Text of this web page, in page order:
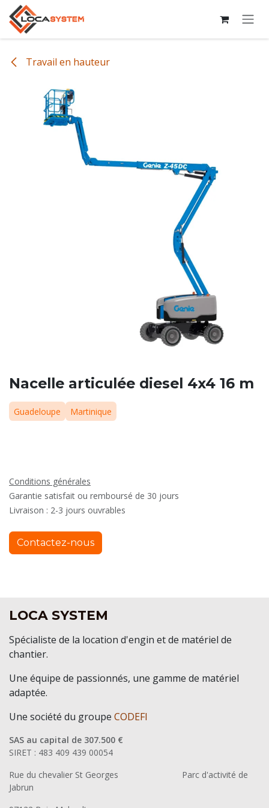
Se rendre au contenu
Travail en hauteur
Nacelle articulée diesel 4x4 16 m
Guadeloupe Martinique
Conditions générales
Garantie satisfait ou remboursé de 30 jours
Livraison : 2-3 jours ouvrables
Contactez-nous
LOCA SYSTEM
Spécialiste de la location d'engin et de matériel de
chantier.
Une équipe de passionnés, une gamme de matériel
adaptée.
Une société du groupe CODEFI
SAS au capital de 307.500 €
SIRET : 483 409 439 00054
Rue du chevalier St Georges
​Parc d'activité de
Jabrun